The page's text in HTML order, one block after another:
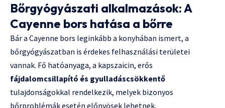
Bőrgyógyászati alkalmazások: A
Cayenne bors hatása a bőrre
Bár a Cayenne bors leginkább a konyhában ismert, a
bőrgyógyászatban is érdekes felhasználási területei
vannak. Fő hatóanyaga, a kapszaicin, erős
fájdalomcsillapító és gyulladáscsökkentő
tulajdonságokkal rendelkezik, melyek bizonyos
bőrproblémák esetén előnyösek lehetnek.